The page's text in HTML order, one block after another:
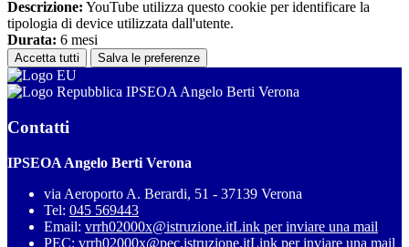
Descrizione: YouTube utilizza questo cookie per identificare la
tipologia di device utilizzata dall'utente.
Durata: 6 mesi
Accetta tutti Salva le preferenze
IPSEOA Angelo Berti Verona
Contatti
IPSEOA Angelo Berti Verona
via Aeroporto A. Berardi, 51 - 37139 Verona
Tel: 045 569443
Email: vrrh02000x@istruzione.itLink per inviare una mail
PEC: vrrh02000x@pec.istruzione.itLink per inviare una mail